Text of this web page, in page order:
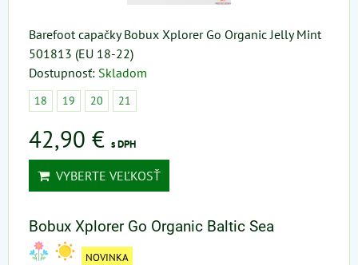
Barefoot capačky Bobux Xplorer Go Organic Jelly Mint
501813 (EU 18-22)
Dostupnosť: Skladom
18 19 20 21
42,90 € s DPH
VYBERTE VEĽKOSŤ
Bobux Xplorer Go Organic Baltic Sea
NOVINKA